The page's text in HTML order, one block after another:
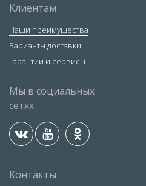
Клиентам
Наши преимущества
Варианты доставки
Гарантии и сервисы
Мы в социальных
сетях
Контакты